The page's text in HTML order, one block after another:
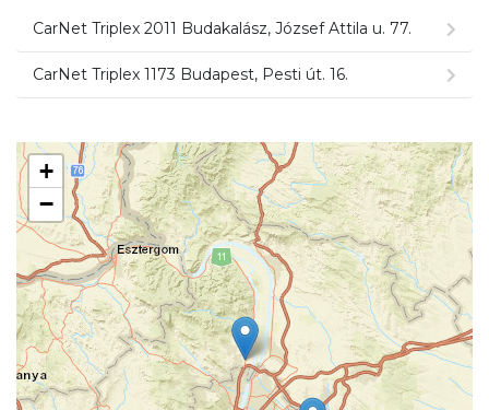
CarNet Triplex 2011 Budakalász, József Attila u. 77.
CarNet Triplex 1173 Budapest, Pesti út. 16.
+
−